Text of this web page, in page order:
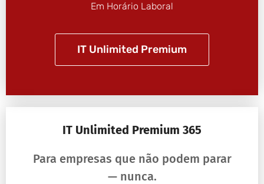
Em Horário Laboral
IT Unlimited Premium
IT Unlimited Premium 365
Para empresas que não podem parar
— nunca.